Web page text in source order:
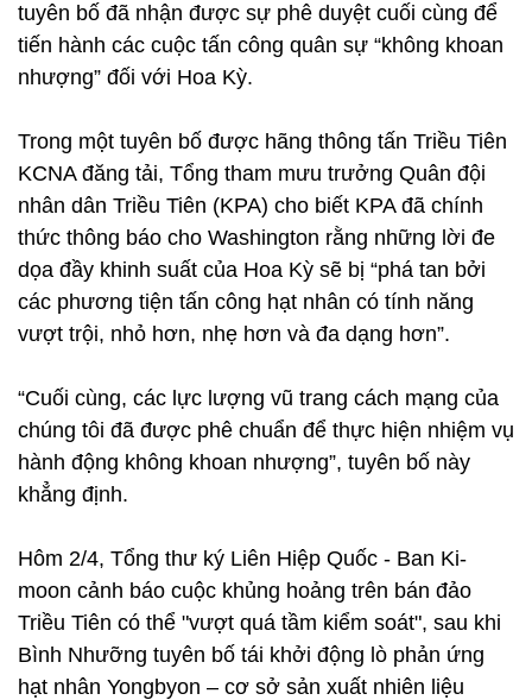
tuyên bố đã nhận được sự phê duyệt cuối cùng để
tiến hành các cuộc tấn công quân sự “không khoan
nhượng” đối với Hoa Kỳ.
Trong một tuyên bố được hãng thông tấn Triều Tiên
KCNA đăng tải, Tổng tham mưu trưởng Quân đội
nhân dân Triều Tiên (KPA) cho biết KPA đã chính
thức thông báo cho Washington rằng những lời đe
dọa đầy khinh suất của Hoa Kỳ sẽ bị “phá tan bởi
các phương tiện tấn công hạt nhân có tính năng
vượt trội, nhỏ hơn, nhẹ hơn và đa dạng hơn”.
“Cuối cùng, các lực lượng vũ trang cách mạng của
chúng tôi đã được phê chuẩn để thực hiện nhiệm vụ
hành động không khoan nhượng”, tuyên bố này
khẳng định.
Hôm 2/4, Tổng thư ký Liên Hiệp Quốc - Ban Ki-
moon cảnh báo cuộc khủng hoảng trên bán đảo
Triều Tiên có thể "vượt quá tầm kiểm soát", sau khi
Bình Nhưỡng tuyên bố tái khởi động lò phản ứng
hạt nhân Yongbyon – cơ sở sản xuất nhiên liệu